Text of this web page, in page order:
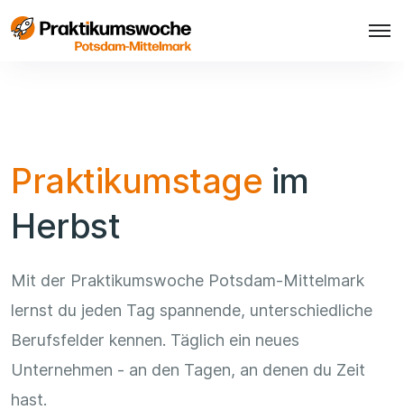
Praktikumstage im
Herbst
Mit der Praktikumswoche Potsdam-Mittelmark
lernst du jeden Tag spannende, unterschiedliche
Berufsfelder kennen. Täglich ein neues
Unternehmen - an den Tagen, an denen du Zeit
hast.